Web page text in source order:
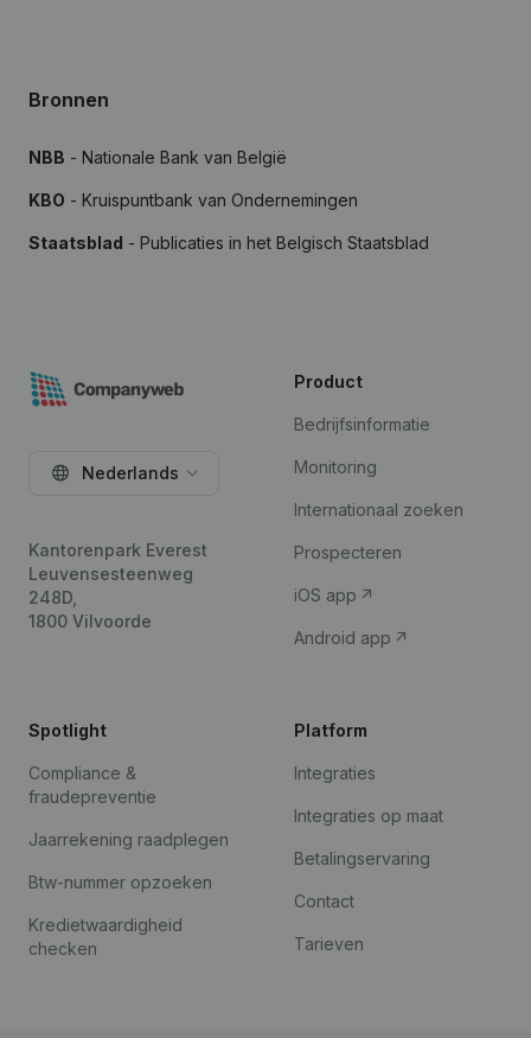
Bronnen
NBB - Nationale Bank van België
KBO - Kruispuntbank van Ondernemingen
Staatsblad - Publicaties in het Belgisch Staatsblad
Nederlands
Kantorenpark Everest
Leuvensesteenweg
248D,
1800 Vilvoorde
Product
Bedrijfsinformatie
Monitoring
Internationaal zoeken
Prospecteren
iOS app
Android app
Spotlight
Compliance &
fraudepreventie
Jaarrekening raadplegen
Btw-nummer opzoeken
Kredietwaardigheid
checken
Platform
Integraties
Integraties op maat
Betalingservaring
Contact
Tarieven